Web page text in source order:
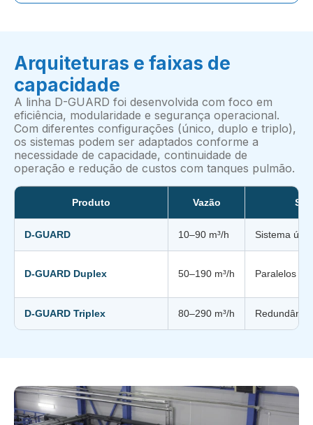
Arquiteturas e faixas de
capacidade
A linha D-GUARD foi desenvolvida com foco em
eficiência, modularidade e segurança operacional.
Com diferentes configurações (único, duplo e triplo),
os sistemas podem ser adaptados conforme a
necessidade de capacidade, continuidade de
operação e redução de custos com tanques pulmão.
Produto Vazão
D-GUARD 10–90 m³/h Sistema
D-GUARD Duplex 50–190 m³/h Paralelos
D-GUARD Triplex 80–290 m³/h